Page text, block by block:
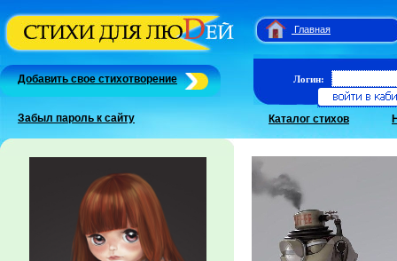
Главная
Добавить свое стихотворение
Забыл пароль к сайту
Логин:
Каталог стихов